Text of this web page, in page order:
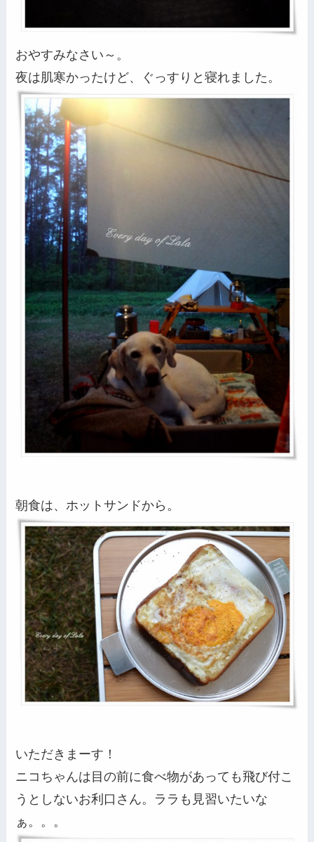
おやすみなさい～。
夜は肌寒かったけど、ぐっすりと寝れました。
朝食は、ホットサンドから。
いただきまーす！
ニコちゃんは目の前に食べ物があっても飛び付こ
うとしないお利口さん。ララも見習いたいな
ぁ。。。